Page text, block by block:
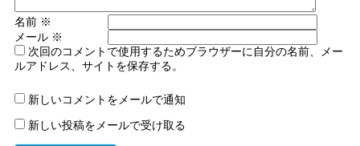
名前 ※
メール ※
次回のコメントで使用するためブラウザーに自分の名前、メー
ルアドレス、サイトを保存する。
新しいコメントをメールで通知
新しい投稿をメールで受け取る